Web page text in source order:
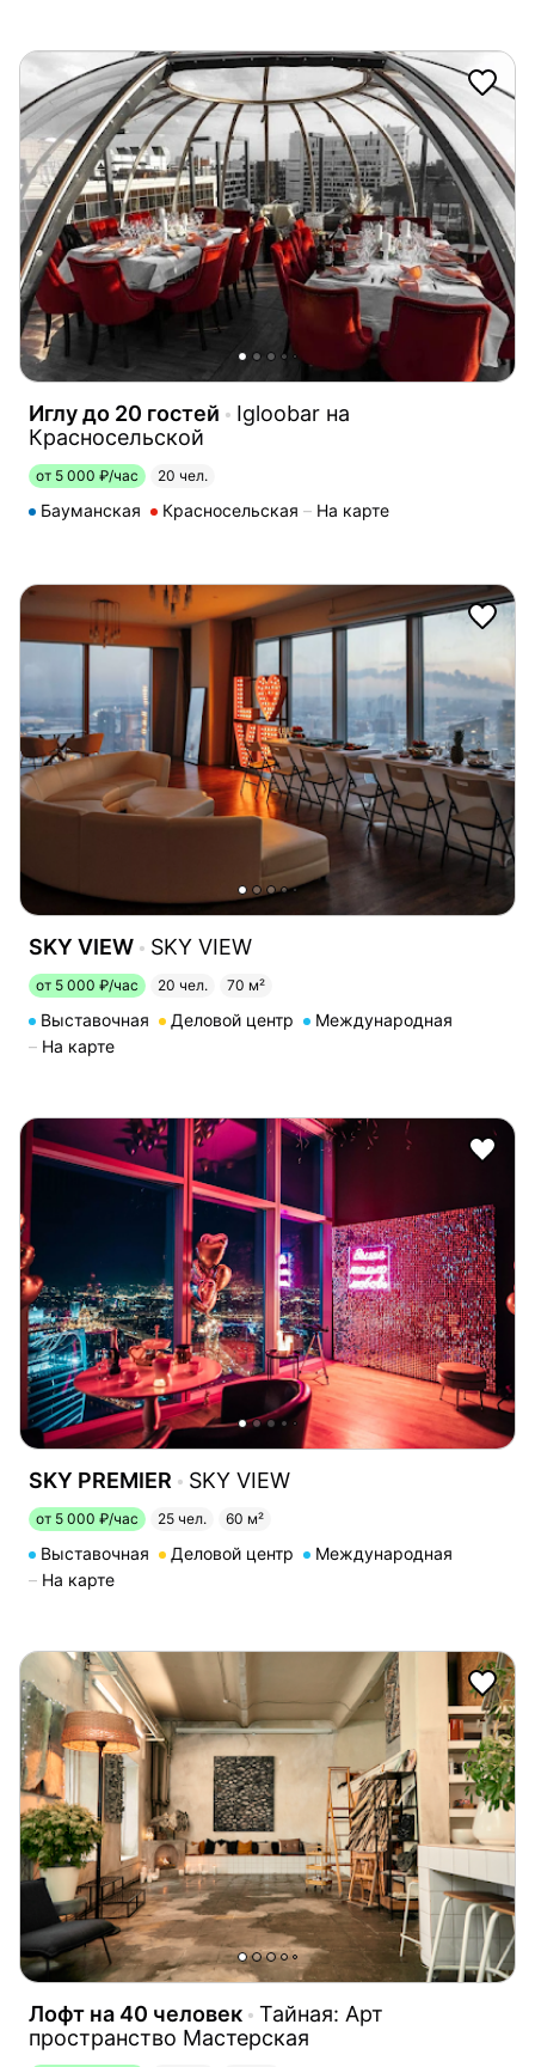
Иглу до 20 гостей
Igloobar на
Красносельской
от 5 000 ₽/час 20 чел.
Бауманская Красносельская На карте
SKY VIEW SKY VIEW
от 5 000 ₽/час 20 чел. 70 м²
Выставочная Деловой центр
Международная
На карте
SKY PREMIER SKY VIEW
от 5 000 ₽/час 25 чел. 60 м²
Выставочная Деловой центр
Международная
На карте
Лофт на 40 человек
Тайная: Арт
пространство Мастерская